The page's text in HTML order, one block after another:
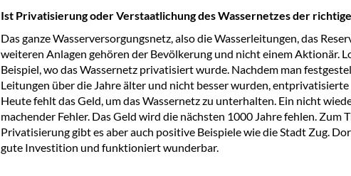
Ist Privatisierung oder Verstaatlichung des Wassernetzes der
Das ganze Wasserversorgungsnetz, also die Wasserleitungen, das
weiteren Anlagen gehören der Bevölkerung und nicht einem Aktionär.
Beispiel, wo das Wassernetz privatisiert wurde. Nachdem man
Leitungen über die Jahre älter und nicht besser wurden, entprivatisierte
Heute fehlt das Geld, um das Wassernetz zu unterhalten. Ein nicht
machender Fehler. Das Geld wird die nächsten 1000 Jahre fehlen. Zum
Privatisierung gibt es aber auch positive Beispiele wie die Stadt Zug.
gute Investition und funktioniert wunderbar.